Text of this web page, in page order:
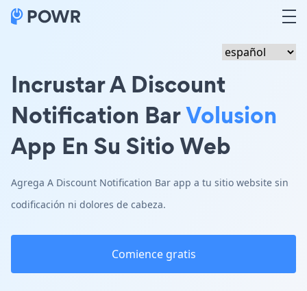
Incrustar A Discount
Notification BarVolusion
App En Su Sitio Web
Agrega A Discount Notification Bar app a tu sitio website sin
codificación ni dolores de cabeza.
Comience gratis